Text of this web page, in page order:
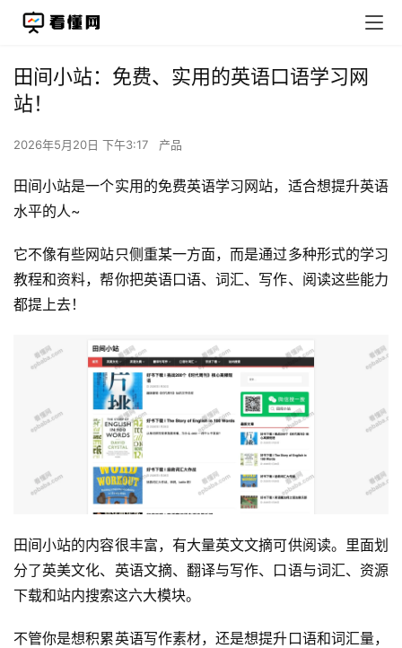
田间小站：免费、实用的英语口语学习网
站！
2026年5月20日 下午3:17 产品
田间小站是一个实用的免费英语学习网站，适合想提升英语
水平的人~
它不像有些网站只侧重某一方面，而是通过多种形式的学习
教程和资料，帮你把英语口语、词汇、写作、阅读这些能力
都提上去！
田间小站的内容很丰富，有大量英文文摘可供阅读。里面划
分了英美文化、英语文摘、翻译与写作、口语与词汇、资源
下载和站内搜索这六大模块。
不管你是想积累英语写作素材，还是想提升口语和词汇量，